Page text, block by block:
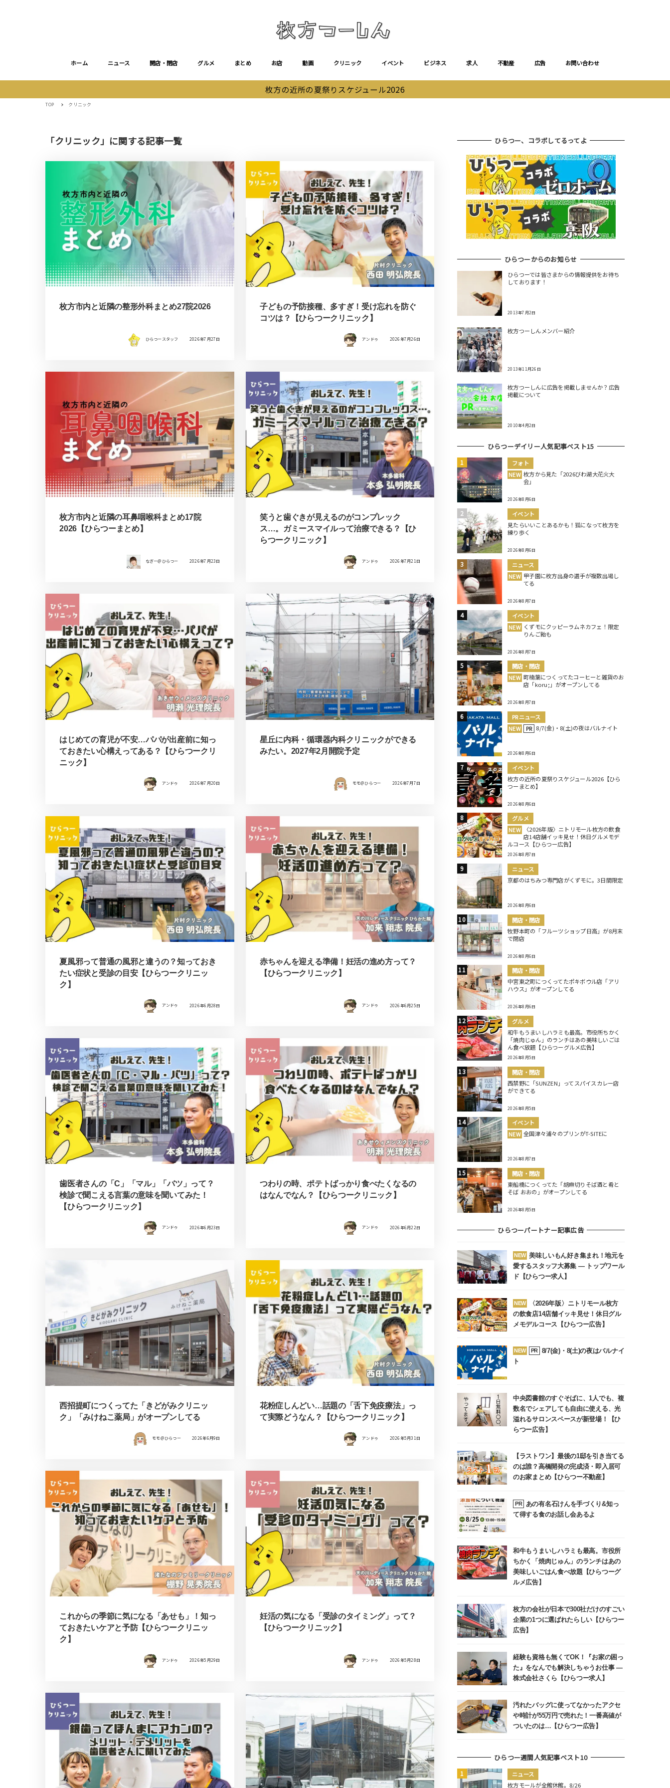
ホーム ニュース 開店・閉店 グルメ まとめ お店 動画 クリニック イベント ビジネス 求人 不動産 広告 お問い合わせ
枚方の近所の夏祭りスケジュール2026
TOP クリニック
「クリニック」に関する記事一覧
枚方市内と近隣の整形外科まとめ27院2026
ひらつースタッフ 2026年7月27日
子どもの予防接種、多すぎ！受け忘れを防ぐ
コツは？【ひらつークリニック】
アンドゥ 2026年7月26日
枚方市内と近隣の耳鼻咽喉科まとめ17院
2026【ひらつーまとめ】
なぎー＠ひらつー 2026年7月23日
笑うと歯ぐきが見えるのがコンプレック
ス…。ガミースマイルって治療できる？【ひ
らつークリニック】
アンドゥ 2026年7月21日
はじめての育児が不安…パパが出産前に知っ
ておきたい心構えってある？【ひらつークリ
ニック】
アンドゥ 2026年7月20日
星丘に内科・循環器内科クリニックができる
みたい。2027年2月開院予定
モモ＠ひらつー 2026年7月7日
夏風邪って普通の風邪と違うの？知っておき
たい症状と受診の目安【ひらつークリニッ
ク】
アンドゥ 2026年6月28日
赤ちゃんを迎える準備！妊活の進め方って？
【ひらつークリニック】
アンドゥ 2026年6月25日
歯医者さんの「C」「マル」「バツ」って？
検診で聞こえる言葉の意味を聞いてみた！
【ひらつークリニック】
アンドゥ 2026年6月23日
つわりの時、ポテトばっかり食べたくなるの
はなんでなん？【ひらつークリニック】
アンドゥ 2026年6月22日
西招提町につくってた「きどがみクリニッ
ク」「みけねこ薬局」がオープンしてる
モモ＠ひらつー 2026年6月9日
花粉症しんどい…話題の「舌下免疫療法」っ
て実際どうなん？【ひらつークリニック】
アンドゥ 2026年5月31日
これからの季節に気になる「あせも」！知っ
ておきたいケアと予防【ひらつークリニッ
ク】
アンドゥ 2026年5月29日
妊活の気になる「受診のタイミング」って？
【ひらつークリニック】
アンドゥ 2026年5月28日
ひらつー、コラボしてるってよ
ひらつーからのお知らせ
ひらつーでは皆さまからの情報提供をお待ち
しております！
2013年7月2日
枚方つーしんメンバー紹介
2013年11月26日
枚方つーしんに広告を掲載しませんか？広告
掲載について
2010年4月2日
ひらつーデイリー人気記事ベスト15
フォト
NEW 枚方から見た「2026びわ湖大花火大
会」
2026年8月6日
イベント
見たらいいことあるかも！狐になって枚方を
練り歩く
2026年8月6日
ニュース
NEW 甲子園に枚方出身の選手が複数出場し
てる
2026年8月7日
イベント
NEW くずモにクッピーラムネカフェ！限定
りんご飴も
2026年8月7日
開店・閉店
NEW 町楠葉につくってたコーヒーと雑貨のお
店「koru;」がオープンしてる
2026年8月7日
PRニュース
NEW
PR 8/7(金)・8(土)の夜はバルナイト
2026年8月6日
イベント
枚方の近所の夏祭りスケジュール2026【ひら
つーまとめ】
2026年8月6日
グルメ
NEW
〈2026年版〉ニトリモール枚方の飲食
店14店舗イッキ見せ！休日グルメモデ
ルコース【ひらつー広告】
2026年8月7日
ニュース
京都のはちみつ専門店がくずモに。3日間限定
2026年8月6日
開店・閉店
牧野本町の「フルーツショップ日高」が8月末
で閉店
2026年8月6日
開店・閉店
中宮東之町につくってたポキボウル店「アリ
ハウス」がオープンしてる
2026年8月6日
グルメ
和牛もうまいしハラミも最高。市役所ちかく
「焼肉じゅん」のランチはあの美味しいごは
ん食べ放題【ひらつーグルメ広告】
2026年8月5日
開店・閉店
西禁野に「SUNZEN」ってスパイスカレー店
ができてる
2026年8月5日
イベント
NEW 全国津々浦々のプリンがT-SITEに
2026年8月7日
開店・閉店
東船橋につくってた「胡麻切りそば酒と肴と
そば おおの」がオープンしてる
2026年8月5日
ひらつーパートナー記事広告
NEW 美味しいもん好き集まれ！地元を
愛するスタッフ大募集 ― トップワール
ド【ひらつー求人】
NEW
〈2026年版〉ニトリモール枚方
の飲食店14店舗イッキ見せ！休日グル
メモデルコース【ひらつー広告】
NEW PR
8/7(金)・8(土)の夜はバルナイ
ト
中央図書館のすぐそばに、1人でも、複
数名でシェアしても自由に使える、光
溢れるサロンスペースが新登場！【ひ
らつー広告】
【ラストワン】最後の1邸を引き当てる
のは誰？高橋開発の完成済・即入居可
のお家まとめ【ひらつー不動産】
PR
あの有名石けんを手づくり&知っ
て得する食のお話し会あるよ
和牛もうまいしハラミも最高。市役所
ちかく「焼肉じゅん」のランチはあの
美味しいごはん食べ放題【ひらつーグ
ルメ広告】
枚方の会社が日本で300社だけのすごい
企業の1つに選ばれたらしい【ひらつー
広告】
経験も資格も無くてOK！『お家の困っ
た』をなんでも解決しちゃうお仕事 ―
株式会社さくら【ひらつー求人】
汚れたバッグに使ってなかったアクセ
や時計が55万円で売れた！一番高値が
ついたのは…【ひらつー広告】
ひらつー週間人気記事ベスト10
ニュース
枚方モールが全館休館。8/26